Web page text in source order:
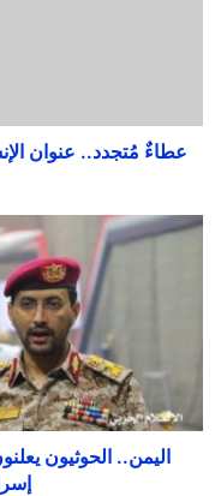
عطاءٌ مُتجدد.. عنوان
اليمن.. الحوثيون